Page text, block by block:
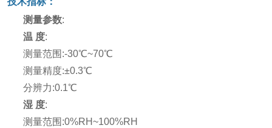
测量参数:
温 度:
测量范围:-30℃~70℃
测量精度:±0.3℃
分辨力:0.1℃
湿 度:
测量范围:0%RH~100%RH